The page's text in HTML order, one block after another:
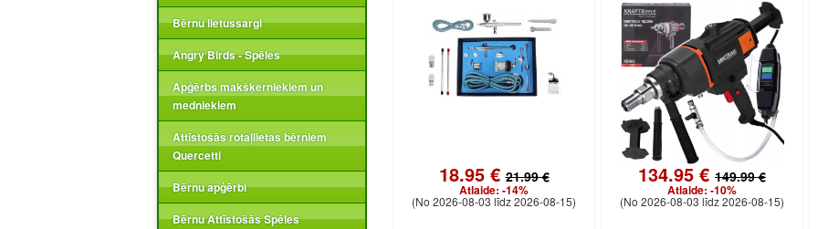
Bērnu lietussargi
Angry Birds - Spēles
Apģērbs makšķerniekiem un
medniekiem
Attīstošās rotaļlietas bērniem
Quercetti
Bērnu apģērbi
Bērnu Attīstošās Spēles
18.95 €21.99 €
Atlaide: -14%
(No 2026-08-03 līdz 2026-08-15)
134.95 € 149.99 €
Atlaide: -10%
(No 2026-08-03 līdz 2026-08-15)